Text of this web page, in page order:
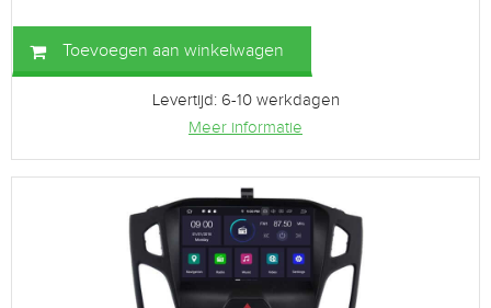
Toevoegen aan winkelwagen
Levertijd: 6-10 werkdagen
Meer informatie